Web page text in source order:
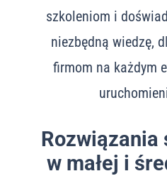
szkoleniom i
niezbędną wiedzę,
firmom na każdym
Rozwiązania
w małej i